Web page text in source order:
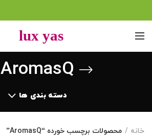
AromasQ
دسته بندی ها
خانه محصولات برچسب خورده “AromasQ”